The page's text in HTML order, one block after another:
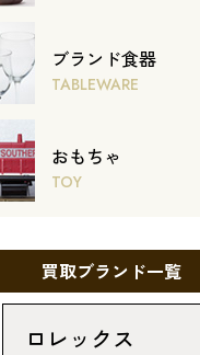
ブランド食器
TABLEWARE
おもちゃ
TOY
買取ブランド一覧
ロレックス